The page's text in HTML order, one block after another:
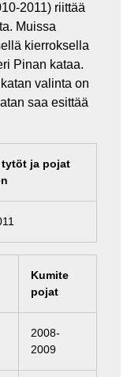
2011) riittää
Muissa
kierroksella
Pinan kataa.
valinta on
saa esittää
tytöt ja pojat
Kumite
pojat
2008-
2009